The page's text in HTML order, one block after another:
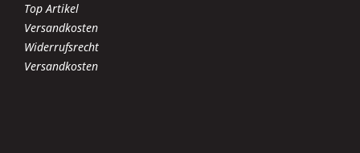
Top Artikel
Versandkosten
Widerrufsrecht
Versandkosten